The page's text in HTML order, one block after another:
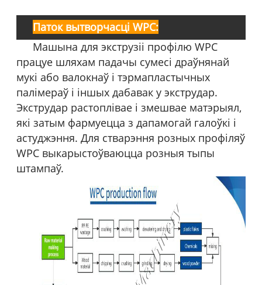
Паток вытворчасці WPC:
Машына для экструзіі профілю WPC
працуе шляхам падачы сумесі драўнянай
мукі або валокнаў і тэрмапластычных
палімераў і іншых дабавак у экструдар.
Экструдар растоплівае і змешвае матэрыял,
які затым фармуецца з дапамогай галоўкі і
астуджэння. Для стварэння розных профіляў
WPC выкарыстоўваюцца розныя тыпы
штампаў.